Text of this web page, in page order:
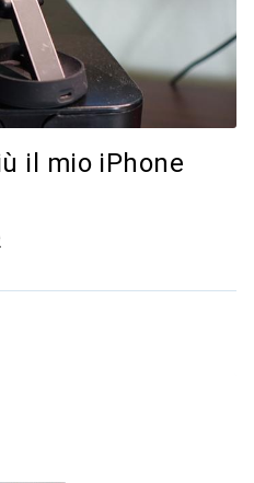
il mio iPhone